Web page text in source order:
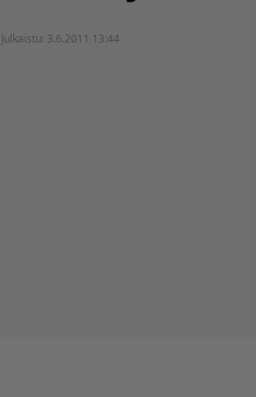
Julkaistu: 3.6.2011 13:44